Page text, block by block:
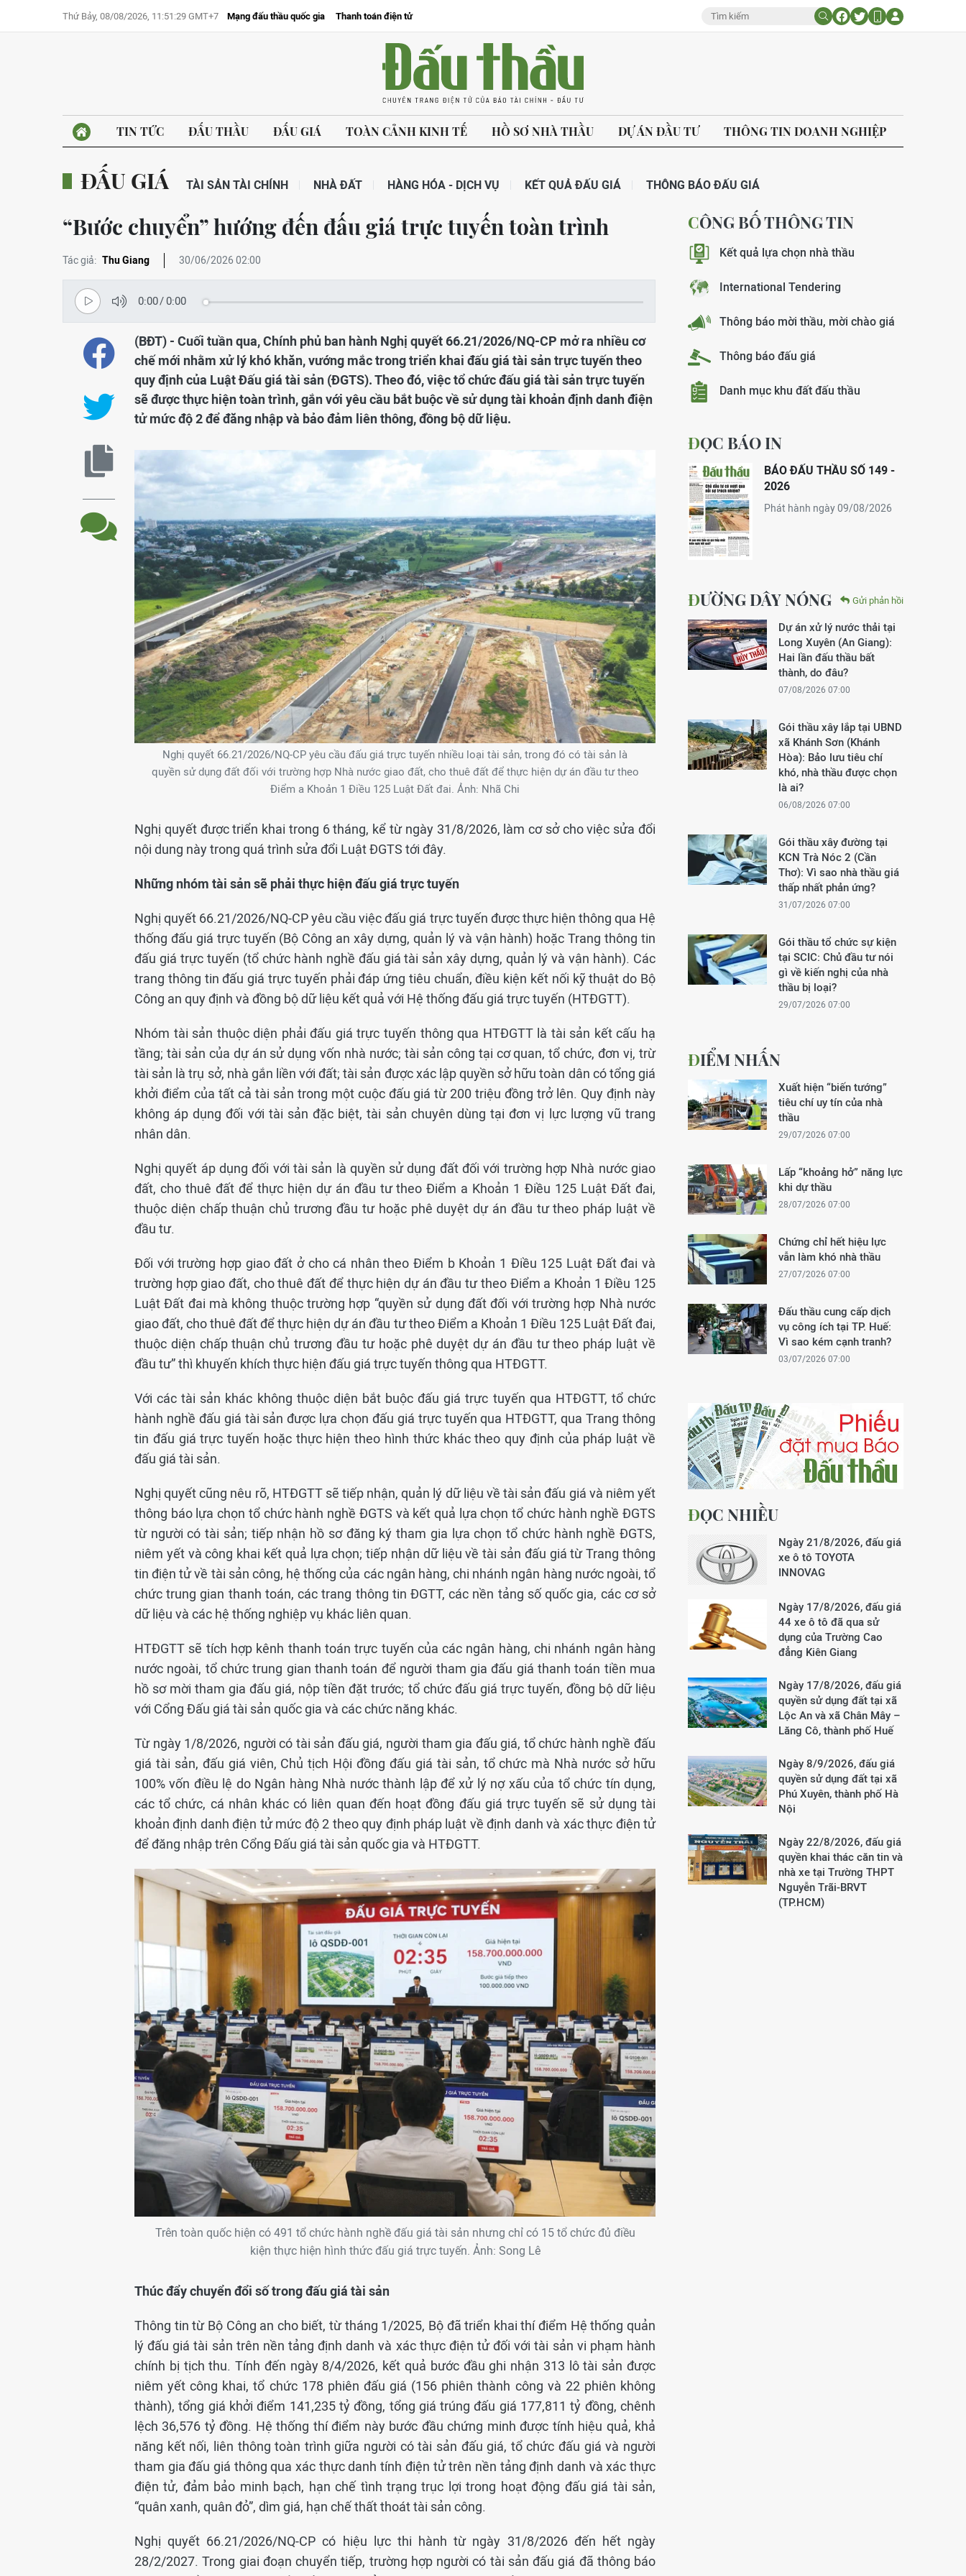
Thứ Bảy, 08/08/2026, 11:51:29 GMT+7 Mạng đấu thầu quốc gia Thanh toán điện tử
TIN TỨC ĐẤU THẦU ĐẤU GIÁ TOÀN CẢNH KINH TẾ HỒ SƠ NHÀ THẦU DỰ ÁN ĐẦU TƯ THÔNG TIN DOANH NGHIỆP
ĐẤU GIÁ TÀI SẢN TÀI CHÍNH NHÀ ĐẤT HÀNG HÓA - DỊCH VỤ KẾT QUẢ ĐẤU GIÁ THÔNG BÁO ĐẤU GIÁ
“Bước chuyển” hướng đến đấu giá trực tuyến toàn trình
Tác giả: Thu Giang 30/06/2026 02:00
0:00/0:00
(BĐT) - Cuối tuần qua, Chính phủ ban hành Nghị quyết 66.21/2026/NQ-CP mở ra nhiều cơ
chế mới nhằm xử lý khó khăn, vướng mắc trong triển khai đấu giá tài sản trực tuyến theo
quy định của Luật Đấu giá tài sản (ĐGTS). Theo đó, việc tổ chức đấu giá tài sản trực tuyến
sẽ được thực hiện toàn trình, gắn với yêu cầu bắt buộc về sử dụng tài khoản định danh điện
tử mức độ 2 để đăng nhập và bảo đảm liên thông, đồng bộ dữ liệu.
Nghị quyết 66.21/2026/NQ-CP yêu cầu đấu giá trực tuyến nhiều loại tài sản, trong đó có tài sản là
quyền sử dụng đất đối với trường hợp Nhà nước giao đất, cho thuê đất để thực hiện dự án đầu tư theo
Điểm a Khoản 1 Điều 125 Luật Đất đai. Ảnh: Nhã Chi
Nghị quyết được triển khai trong 6 tháng, kể từ ngày 31/8/2026, làm cơ sở cho việc sửa đổi
nội dung này trong quá trình sửa đổi Luật ĐGTS tới đây.
Những nhóm tài sản sẽ phải thực hiện đấu giá trực tuyến
Nghị quyết 66.21/2026/NQ-CP yêu cầu việc đấu giá trực tuyến được thực hiện thông qua Hệ
thống đấu giá trực tuyến (Bộ Công an xây dựng, quản lý và vận hành) hoặc Trang thông tin
đấu giá trực tuyến (tổ chức hành nghề đấu giá tài sản xây dựng, quản lý và vận hành). Các
trang thông tin đấu giá trực tuyến phải đáp ứng tiêu chuẩn, điều kiện kết nối kỹ thuật do Bộ
Công an quy định và đồng bộ dữ liệu kết quả với Hệ thống đấu giá trực tuyến (HTĐGTT).
Nhóm tài sản thuộc diện phải đấu giá trực tuyến thông qua HTĐGTT là tài sản kết cấu hạ
tầng; tài sản của dự án sử dụng vốn nhà nước; tài sản công tại cơ quan, tổ chức, đơn vị, trừ
tài sản là trụ sở, nhà gắn liền với đất; tài sản được xác lập quyền sở hữu toàn dân có tổng giá
khởi điểm của tất cả tài sản trong một cuộc đấu giá từ 200 triệu đồng trở lên. Quy định này
không áp dụng đối với tài sản đặc biệt, tài sản chuyên dùng tại đơn vị lực lượng vũ trang
nhân dân.
Nghị quyết áp dụng đối với tài sản là quyền sử dụng đất đối với trường hợp Nhà nước giao
đất, cho thuê đất để thực hiện dự án đầu tư theo Điểm a Khoản 1 Điều 125 Luật Đất đai,
thuộc diện chấp thuận chủ trương đầu tư hoặc phê duyệt dự án đầu tư theo pháp luật về
đầu tư.
Đối với trường hợp giao đất ở cho cá nhân theo Điểm b Khoản 1 Điều 125 Luật Đất đai và
trường hợp giao đất, cho thuê đất để thực hiện dự án đầu tư theo Điểm a Khoản 1 Điều 125
Luật Đất đai mà không thuộc trường hợp “quyền sử dụng đất đối với trường hợp Nhà nước
giao đất, cho thuê đất để thực hiện dự án đầu tư theo Điểm a Khoản 1 Điều 125 Luật Đất đai,
thuộc diện chấp thuận chủ trương đầu tư hoặc phê duyệt dự án đầu tư theo pháp luật về
đầu tư” thì khuyến khích thực hiện đấu giá trực tuyến thông qua HTĐGTT.
Với các tài sản khác không thuộc diện bắt buộc đấu giá trực tuyến qua HTĐGTT, tổ chức
hành nghề đấu giá tài sản được lựa chọn đấu giá trực tuyến qua HTĐGTT, qua Trang thông
tin đấu giá trực tuyến hoặc thực hiện theo hình thức khác theo quy định của pháp luật về
đấu giá tài sản.
Nghị quyết cũng nêu rõ, HTĐGTT sẽ tiếp nhận, quản lý dữ liệu về tài sản đấu giá và niêm yết
thông báo lựa chọn tổ chức hành nghề ĐGTS và kết quả lựa chọn tổ chức hành nghề ĐGTS
từ người có tài sản; tiếp nhận hồ sơ đăng ký tham gia lựa chọn tổ chức hành nghề ĐGTS,
niêm yết và công khai kết quả lựa chọn; tiếp nhận dữ liệu về tài sản đấu giá từ Trang thông
tin điện tử về tài sản công, hệ thống của các ngân hàng, chi nhánh ngân hàng nước ngoài, tổ
chức trung gian thanh toán, các trang thông tin ĐGTT, các nền tảng số quốc gia, các cơ sở
dữ liệu và các hệ thống nghiệp vụ khác liên quan.
HTĐGTT sẽ tích hợp kênh thanh toán trực tuyến của các ngân hàng, chi nhánh ngân hàng
nước ngoài, tổ chức trung gian thanh toán để người tham gia đấu giá thanh toán tiền mua
hồ sơ mời tham gia đấu giá, nộp tiền đặt trước; tổ chức đấu giá trực tuyến, đồng bộ dữ liệu
với Cổng Đấu giá tài sản quốc gia và các chức năng khác.
Từ ngày 1/8/2026, người có tài sản đấu giá, người tham gia đấu giá, tổ chức hành nghề đấu
giá tài sản, đấu giá viên, Chủ tịch Hội đồng đấu giá tài sản, tổ chức mà Nhà nước sở hữu
100% vốn điều lệ do Ngân hàng Nhà nước thành lập để xử lý nợ xấu của tổ chức tín dụng,
các tổ chức, cá nhân khác có liên quan đến hoạt đồng đấu giá trực tuyến sẽ sử dụng tài
khoản định danh điện tử mức độ 2 theo quy định pháp luật về định danh và xác thực điện tử
để đăng nhập trên Cổng Đấu giá tài sản quốc gia và HTĐGTT.
Trên toàn quốc hiện có 491 tổ chức hành nghề đấu giá tài sản nhưng chỉ có 15 tổ chức đủ điều
kiện thực hiện hình thức đấu giá trực tuyến. Ảnh: Song Lê
Thúc đẩy chuyển đổi số trong đấu giá tài sản
Thông tin từ Bộ Công an cho biết, từ tháng 1/2025, Bộ đã triển khai thí điểm Hệ thống quản
lý đấu giá tài sản trên nền tảng định danh và xác thực điện tử đối với tài sản vi phạm hành
chính bị tịch thu. Tính đến ngày 8/4/2026, kết quả bước đầu ghi nhận 313 lô tài sản được
niêm yết công khai, tổ chức 178 phiên đấu giá (156 phiên thành công và 22 phiên không
thành), tổng giá khởi điểm 141,235 tỷ đồng, tổng giá trúng đấu giá 177,811 tỷ đồng, chênh
lệch 36,576 tỷ đồng. Hệ thống thí điểm này bước đầu chứng minh được tính hiệu quả, khả
năng kết nối, liên thông toàn trình giữa người có tài sản đấu giá, tổ chức đấu giá và người
tham gia đấu giá thông qua xác thực danh tính điện tử trên nền tảng định danh và xác thực
điện tử, đảm bảo minh bạch, hạn chế tình trạng trục lợi trong hoạt động đấu giá tài sản,
“quân xanh, quân đỏ”, dìm giá, hạn chế thất thoát tài sản công.
Nghị quyết 66.21/2026/NQ-CP có hiệu lực thi hành từ ngày 31/8/2026 đến hết ngày
28/2/2027. Trong giai đoạn chuyển tiếp, trường hợp người có tài sản đấu giá đã thông báo
CÔNG BỐ THÔNG TIN
Kết quả lựa chọn nhà thầu
International Tendering
Thông báo mời thầu, mời chào giá
Thông báo đấu giá
Danh mục khu đất đấu thầu
ĐỌC BÁO IN
BÁO ĐẤU THẦU SỐ 149 -
2026
Phát hành ngày 09/08/2026
ĐƯỜNG DÂY NÓNG Gửi phản hồi
Dự án xử lý nước thải tại
Long Xuyên (An Giang):
Hai lần đấu thầu bất
thành, do đâu?
07/08/2026 07:00
Gói thầu xây lắp tại UBND
xã Khánh Sơn (Khánh
Hòa): Bảo lưu tiêu chí
khó, nhà thầu được chọn
là ai?
06/08/2026 07:00
Gói thầu xây đường tại
KCN Trà Nóc 2 (Cần
Thơ): Vì sao nhà thầu giá
thấp nhất phản ứng?
31/07/2026 07:00
Gói thầu tổ chức sự kiện
tại SCIC: Chủ đầu tư nói
gì về kiến nghị của nhà
thầu bị loại?
29/07/2026 07:00
ĐIỂM NHẤN
Xuất hiện “biến tướng”
tiêu chí uy tín của nhà
thầu
29/07/2026 07:00
Lấp “khoảng hở” năng lực
khi dự thầu
28/07/2026 07:00
Chứng chỉ hết hiệu lực
vẫn làm khó nhà thầu
27/07/2026 07:00
Đấu thầu cung cấp dịch
vụ công ích tại TP. Huế:
Vì sao kém cạnh tranh?
03/07/2026 07:00
ĐỌC NHIỀU
Ngày 21/8/2026, đấu giá
xe ô tô TOYOTA
INNOVAG
Ngày 17/8/2026, đấu giá
44 xe ô tô đã qua sử
dụng của Trường Cao
đẳng Kiên Giang
Ngày 17/8/2026, đấu giá
quyền sử dụng đất tại xã
Lộc An và xã Chân Mây –
Lăng Cô, thành phố Huế
Ngày 8/9/2026, đấu giá
quyền sử dụng đất tại xã
Phú Xuyên, thành phố Hà
Nội
Ngày 22/8/2026, đấu giá
quyền khai thác căn tin và
nhà xe tại Trường THPT
Nguyễn Trãi-BRVT
(TP.HCM)